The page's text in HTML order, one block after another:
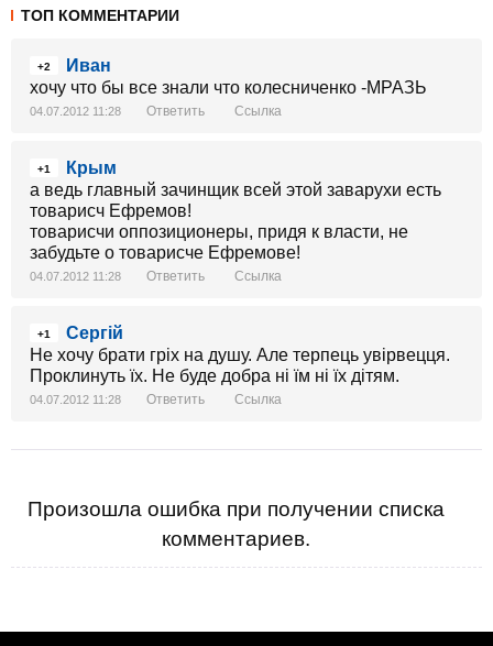
ТОП КОММЕНТАРИИ
+2
Иван
хочу что бы все знали что колесниченко -МРАЗЬ
04.07.2012 11:28 Ответить Ссылка
+1
Крым
а ведь главный зачинщик всей этой заварухи есть
товарисч Ефремов!
товарисчи оппозиционеры, придя к власти, не
забудьте о товарисче Ефремове!
04.07.2012 11:28 Ответить Ссылка
+1
Сергій
Не хочу брати гріх на душу. Але терпець увірвецця.
Проклинуть їх. Не буде добра ні їм ні їх дітям.
04.07.2012 11:28 Ответить Ссылка
Произошла ошибка при получении списка
комментариев.